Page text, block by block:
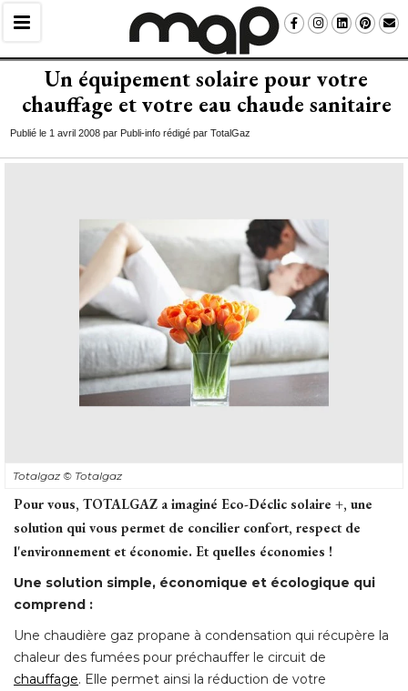
Un équipement solaire pour votre
chauffage et votre eau chaude sanitaire
Publié le 1 avril 2008 par Publi-info rédigé par TotalGaz
Totalgaz © Totalgaz
Pour vous, TOTALGAZ a imaginé Eco-Déclic solaire +, une
solution qui vous permet de concilier confort, respect de
l'environnement et économie. Et quelles économies !
Une solution simple, économique et écologique qui
comprend :
Une chaudière gaz propane à condensation qui récupère la
chaleur des fumées pour préchauffer le circuit de
chauffage. Elle permet ainsi la réduction de votre